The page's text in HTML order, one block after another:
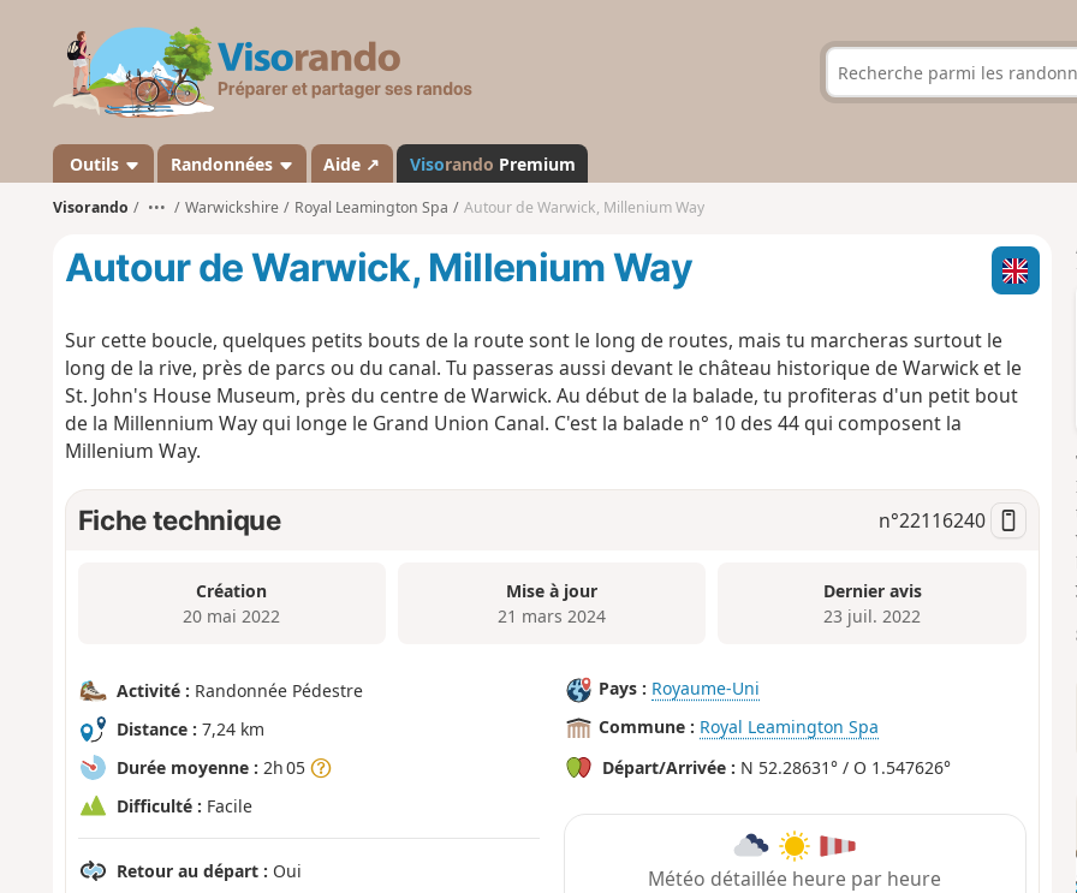
s
a
n
d
Outils Randonnées Aide ↗ Visorando Premium
Visorando ••• Warwickshire Royal Leamington Spa Autour de Warwick, Millenium Way
Autour de Warwick, Millenium Way
Sur cette boucle, quelques petits bouts de la route sont le long de routes, mais tu marcheras surtout le
long de la rive, près de parcs ou du canal. Tu passeras aussi devant le château historique de Warwick et le
St. John's House Museum, près du centre de Warwick. Au début de la balade, tu profiteras d'un petit bout
de la Millennium Way qui longe le Grand Union Canal. C'est la balade n° 10 des 44 qui composent la
Millenium Way.
Fiche technique n°22116240
Création
20 mai 2022
Mise à jour
21 mars 2024
Dernier avis
23 juil. 2022
Activité : Randonnée Pédestre
Distance : 7,24 km
Durée moyenne : 2h 05
Difficulté : Facile
Retour au départ : Oui
Pays : Royaume-Uni
Commune : Royal Leamington Spa
Départ/Arrivée : N 52.28631° / O 1.547626°
Météo détaillée heure par heure